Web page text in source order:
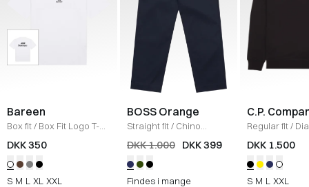
Bareen
Box fit/ Box Fit Logo T-
shirt /WHITE
DKK 350
S M L XL XXL
BOSS Orange
Straight fit/ Chino
Straight /NAVY
DKK 1.000 DKK 399
Findes i mange
C.P.
Regular fit/
Raised Fleece
DKK 1.500
S M L XXL